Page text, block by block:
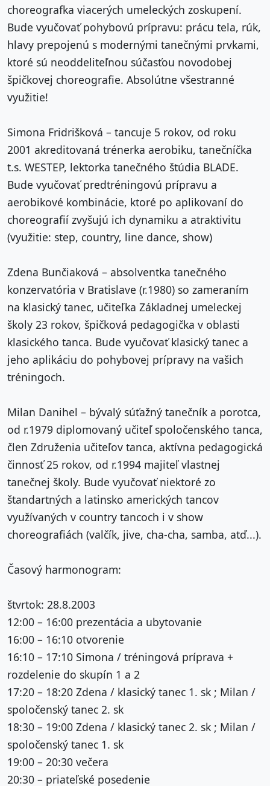
choreografka viacerých umeleckých zoskupení.
Bude vyučovať pohybovú prípravu: prácu tela, rúk,
hlavy prepojenú s modernými tanečnými prvkami,
ktoré sú neoddeliteľnou súčasťou novodobej
špičkovej choreografie. Absolútne všestranné
využitie!
Simona Fridrišková – tancuje 5 rokov, od roku
2001 akreditovaná trénerka aerobiku, tanečníčka
t.s. WESTEP, lektorka tanečného štúdia BLADE.
Bude vyučovať predtréningovú prípravu a
aerobikové kombinácie, ktoré po aplikovaní do
choreografií zvyšujú ich dynamiku a atraktivitu
(využitie: step, country, line dance, show)
Zdena Bunčiaková – absolventka tanečného
konzervatória v Bratislave (r.1980) so zameraním
na klasický tanec, učiteľka Základnej umeleckej
školy 23 rokov, špičková pedagogička v oblasti
klasického tanca. Bude vyučovať klasický tanec a
jeho aplikáciu do pohybovej prípravy na vašich
tréningoch.
Milan Danihel – bývalý súťažný tanečník a porotca,
od r.1979 diplomovaný učiteľ spoločenského tanca,
člen Združenia učiteľov tanca, aktívna pedagogická
činnosť 25 rokov, od r.1994 majiteľ vlastnej
tanečnej školy. Bude vyučovať niektoré zo
štandartných a latinsko amerických tancov
využívaných v country tancoch i v show
choreografiách (valčík, jive, cha-cha, samba, atď...).
Časový harmonogram:
štvrtok: 28.8.2003
12:00 – 16:00 prezentácia a ubytovanie
16:00 – 16:10 otvorenie
16:10 – 17:10 Simona / tréningová príprava +
rozdelenie do skupín 1 a 2
17:20 – 18:20 Zdena / klasický tanec 1. sk ; Milan /
spoločenský tanec 2. sk
18:30 – 19:00 Zdena / klasický tanec 2. sk ; Milan /
spoločenský tanec 1. sk
19:00 – 20:30 večera
20:30 – priateľské posedenie